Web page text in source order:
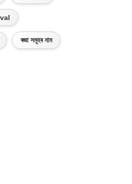
ৰজা সমূহৰ নাম